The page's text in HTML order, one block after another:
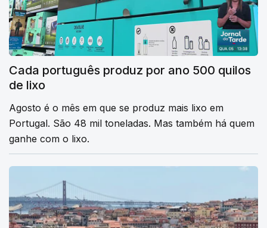
Cada português produz por ano 500 quilos
de lixo
Agosto é o mês em que se produz mais lixo em
Portugal. São 48 mil toneladas. Mas também há quem
ganhe com o lixo.